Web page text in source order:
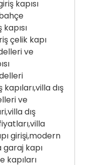
kapısı
çelik kapı
ve
dış
ve
dış
girişi,modern
garaj kapı
kapıları